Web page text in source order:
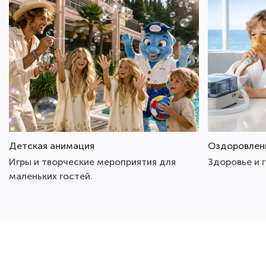
Детская анимация
Игры и творческие мероприятия для
маленьких гостей.
Здоровье и